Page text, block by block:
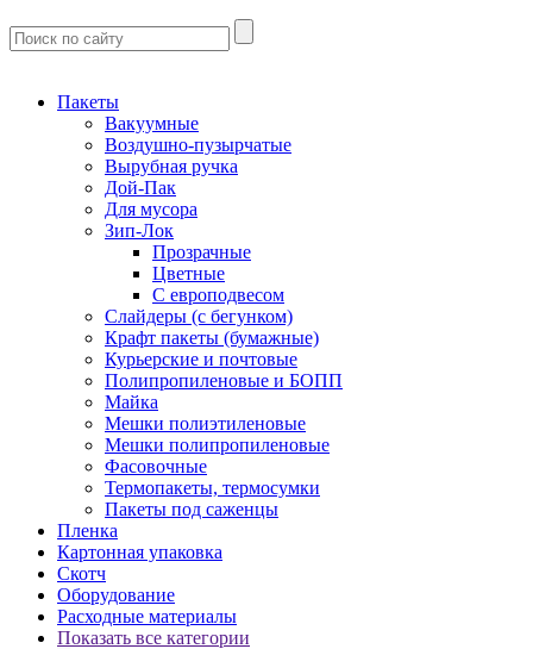
Пакеты
Вакуумные
Воздушно-пузырчатые
Вырубная ручка
Дой-Пак
Для мусора
Зип-Лок
Прозрачные
Цветные
С европодвесом
Слайдеры (с бегунком)
Крафт пакеты (бумажные)
Курьерские и почтовые
Полипропиленовые и БОПП
Майка
Мешки полиэтиленовые
Мешки полипропиленовые
Фасовочные
Термопакеты, термосумки
Пакеты под саженцы
Пленка
Картонная упаковка
Скотч
Оборудование
Расходные материалы
Показать все категории